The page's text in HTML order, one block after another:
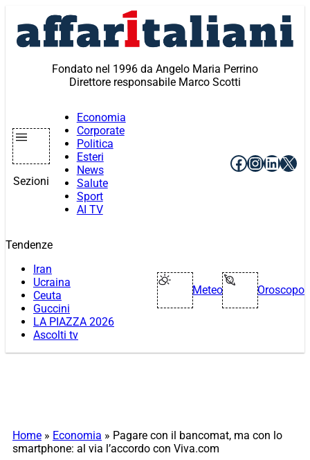
contenuto
Fondato nel 1996 da Angelo Maria Perrino
Direttore responsabile Marco Scotti
Sezioni
Economia
Corporate
Politica
Esteri
News
Salute
Sport
AI TV
Facebook
X
Tendenze
Iran
Ucraina
Ceuta
Guccini
LA PIAZZA 2026
Ascolti tv
Meteo Oroscopo
Home » Economia » Pagare con il bancomat, ma con lo
smartphone: al via l’accordo con Viva.com